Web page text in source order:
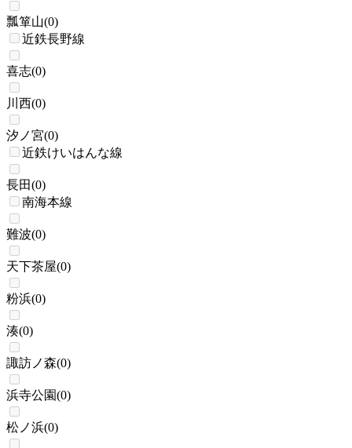
瓢箪山(0)
近鉄長野線
喜志(0)
川西(0)
汐ノ宮(0)
近鉄けいはんな線
長田(0)
南海本線
難波(0)
天下茶屋(0)
粉浜(0)
湊(0)
諏訪ノ森(0)
浜寺公園(0)
松ノ浜(0)